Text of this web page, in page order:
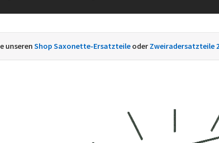
unseren Shop Saxonette-Ersatzteile oder Zweiradersatzteile